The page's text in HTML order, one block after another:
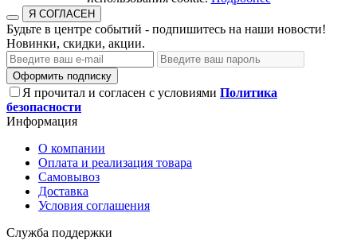
Я СОГЛАСЕН
Будьте в центре событий - подпишитесь на наши новости!
Новинки, скидки, акции.
Оформить подписку
Я прочитал и согласен с условиями Политика
безопасности
Информация
О компании
Оплата и реализация товара
Самовывоз
Доставка
Условия соглашения
Служба поддержки